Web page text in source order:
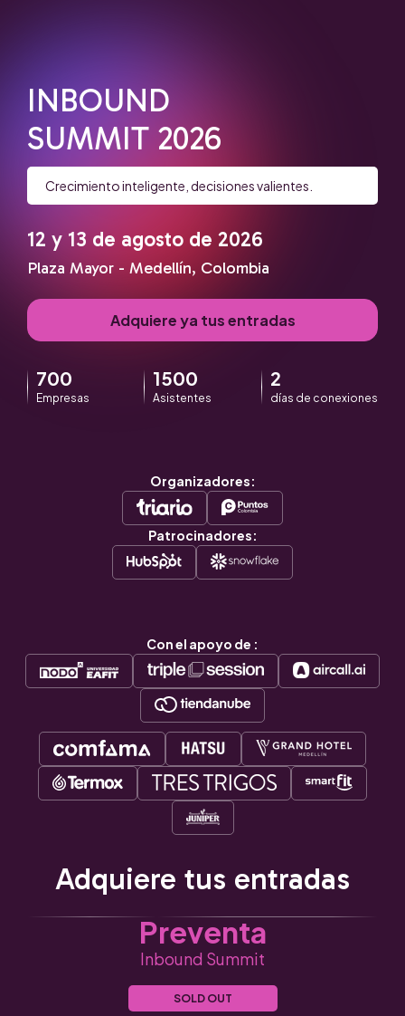
INBOUND
SUMMIT 2026
Crecimiento inteligente, decisiones valientes.
12 y 13 de agosto de 2026
Plaza Mayor - Medellín, Colombia
Adquiere ya tus entradas
700
Empresas
1500
Asistentes
2
días de conexiones
Organizadores:
Patrocinadores:
Con el apoyo de :
Adquiere tus entradas
Preventa
Inbound Summit
SOLD OUT